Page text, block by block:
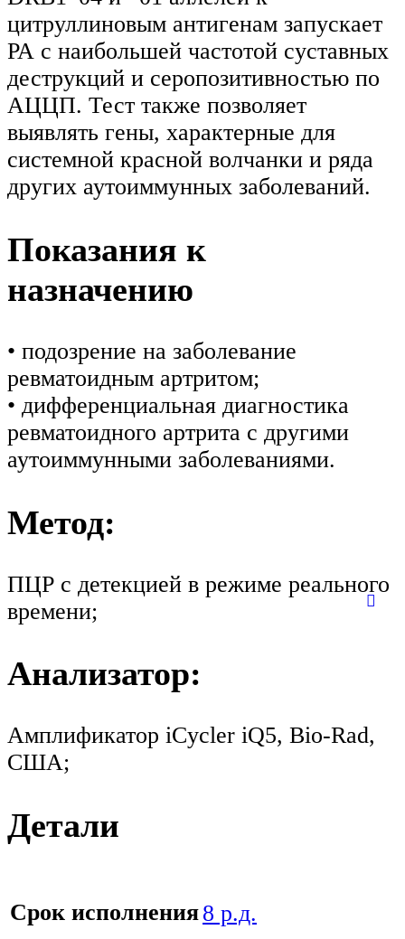
цитруллиновым антигенам запускает
РА с наибольшей частотой суставных
деструкций и серопозитивностью по
АЦЦП. Тест также позволяет
выявлять гены, характерные для
системной красной волчанки и ряда
других аутоиммунных заболеваний.
Показания к
назначению
• подозрение на заболевание
ревматоидным артритом;
• дифференциальная диагностика
ревматоидного артрита с другими
аутоиммунными заболеваниями.
Метод:
ПЦР с детекцией в режиме реального
времени;
Анализатор:
Амплификатор iCycler iQ5, Bio-Rad,
США;
Детали
Срок исполнения8 р.д.